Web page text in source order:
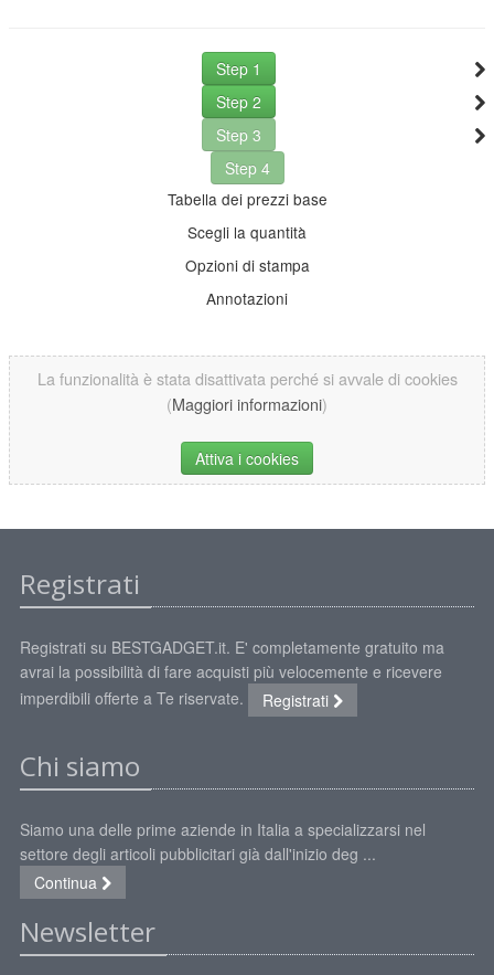
Step 1
Step 2
Step 3
Step 4
Tabella dei prezzi base
Scegli la quantità
Opzioni di stampa
Annotazioni
La funzionalità è stata disattivata perché si avvale di cookies
(Maggiori informazioni)
Attiva i cookies
Registrati
Registrati su BESTGADGET.it. E' completamente gratuito ma
avrai la possibilità di fare acquisti più velocemente e ricevere
imperdibili offerte a Te riservate.
Registrati
Chi siamo
Siamo una delle prime aziende in Italia a specializzarsi nel
settore degli articoli pubblicitari già dall'inizio deg ...
Continua
Newsletter